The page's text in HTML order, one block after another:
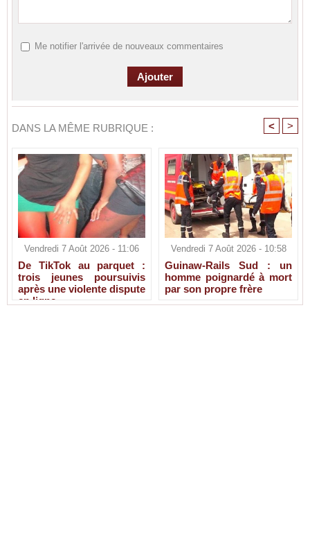
Me notifier l'arrivée de nouveaux commentaires
DANS LA MÊME RUBRIQUE : < >
Vendredi 7 Août 2026 - 11:06
De TikTok au parquet :
trois jeunes poursuivis
après une violente dispute
en ligne
Vendredi 7 Août 2026 - 10:58
Guinaw-Rails Sud : un
homme poignardé à mort
par son propre frère